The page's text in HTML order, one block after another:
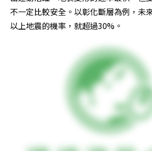
不一定比較安全。以彰化斷層為例，未
以上地震的機率，就超過30%。